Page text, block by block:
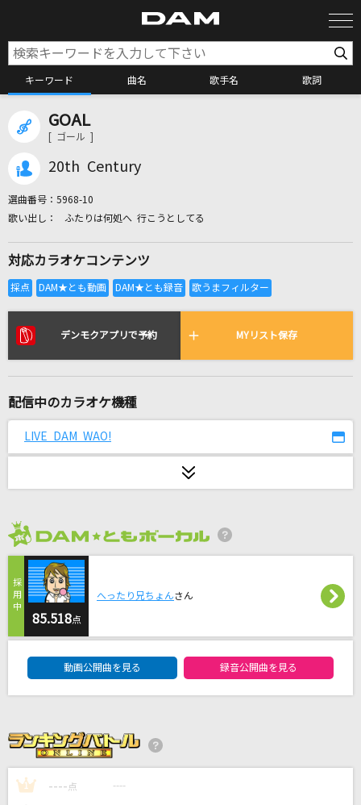
キーワード 曲名 歌手名 歌詞
カラオケ店舗検索
全国りれき
リアルタイムで歌われている曲の一覧
unravel
[生音]若者たち
Sexy Zone
ゴーストルール(Game Version)
[生音]LA・LA・LA LOVE SONG
久保田利伸with NAOMI CAMPBELL
TIME
こいのうた
GOAL
[ ゴール ]
20th Century
選曲番号： 5968-10
ふたりは何処へ 行こうとしてる
対応カラオケコンテンツ
デンモクアプリで予約 MYリスト保存
配信中のカラオケ機種
LIVE DAM WAO!
85.518点
へったり兄ちょんさん
動画公開曲を見る 録音公開曲を見る
1 ---- 点 ----